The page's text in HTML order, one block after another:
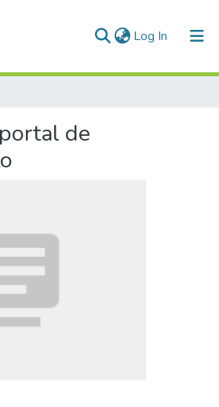
Log In (current)
de